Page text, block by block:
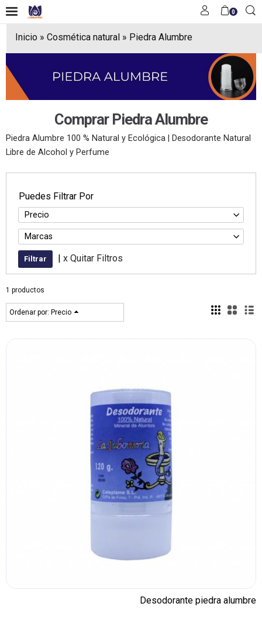
0
Inicio » Cosmética natural » Piedra Alumbre
Comprar Piedra Alumbre
Piedra Alumbre 100 % Natural y Ecológica | Desodorante Natural
Libre de Alcohol y Perfume
Puedes Filtrar Por
Precio
Marcas
| x Quitar Filtros
1 productos
Ordenar por: Precio
Desodorante piedra alumbre